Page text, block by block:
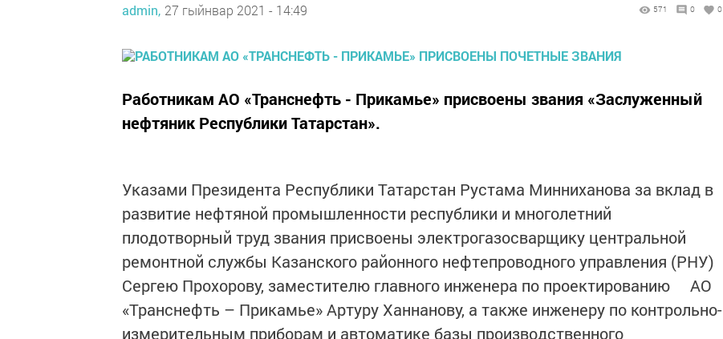
admin, 27 гыйнвар 2021 - 14:49 571 0 0
Работникам АО «Транснефть - Прикамье» присвоены звания «Заслуженный
нефтяник Республики Татарстан».
Указами Президента Республики Татарстан Рустама Минниханова за вклад в
развитие нефтяной промышленности республики и многолетний
плодотворный труд звания присвоены электрогазосварщику центральной
ремонтной службы Казанского районного нефтепроводного управления (РНУ)
Сергею Прохорову, заместителю главного инженера по проектированию АО
«Транснефть – Прикамье» Артуру Ханнанову, а также инженеру по контрольно-
измерительным приборам и автоматике базы производственного